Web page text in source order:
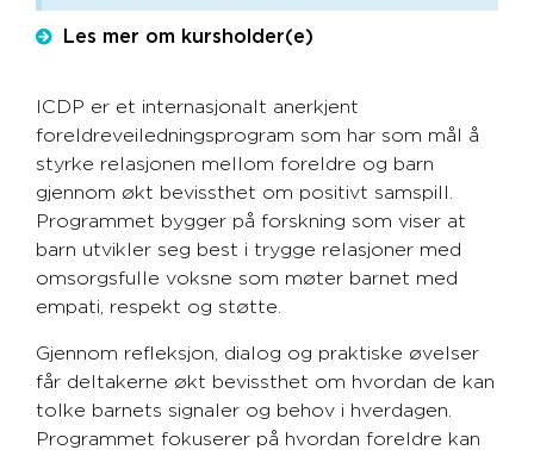
Les mer om kursholder(e)
ICDP er et internasjonalt anerkjent
foreldreveiledningsprogram som har som mål å
styrke relasjonen mellom foreldre og barn
gjennom økt bevissthet om positivt samspill.
Programmet bygger på forskning som viser at
barn utvikler seg best i trygge relasjoner med
omsorgsfulle voksne som møter barnet med
empati, respekt og støtte.
Gjennom refleksjon, dialog og praktiske øvelser
får deltakerne økt bevissthet om hvordan de kan
tolke barnets signaler og behov i hverdagen.
Programmet fokuserer på hvordan foreldre kan